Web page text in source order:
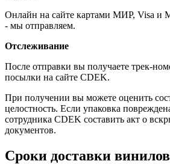
Онлайн на сайте картами МИР, Visa и
- мы отправляем.
Отслеживание
После отправки вы получаете трек-
посылки на сайте CDEK.
При получении вы можете оценить
целостность. Если упаковка
сотрудника CDEK составить акт о
документов.
Сроки доставки